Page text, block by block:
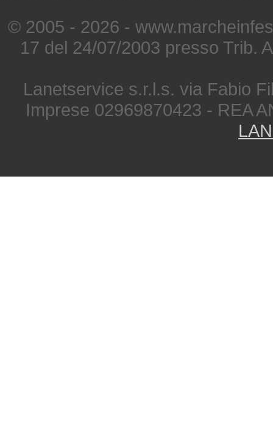
© 2005 - 2026 -
17 del 24/07/2003 presso Trib.
Lanetservice s.r.l.s. via Fabio
Imprese 02969870423 - REA